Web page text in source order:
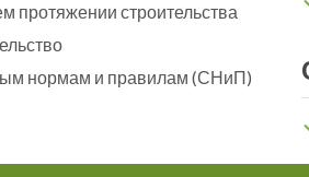
протяжении строительства
нормам и правилам (СНиП)